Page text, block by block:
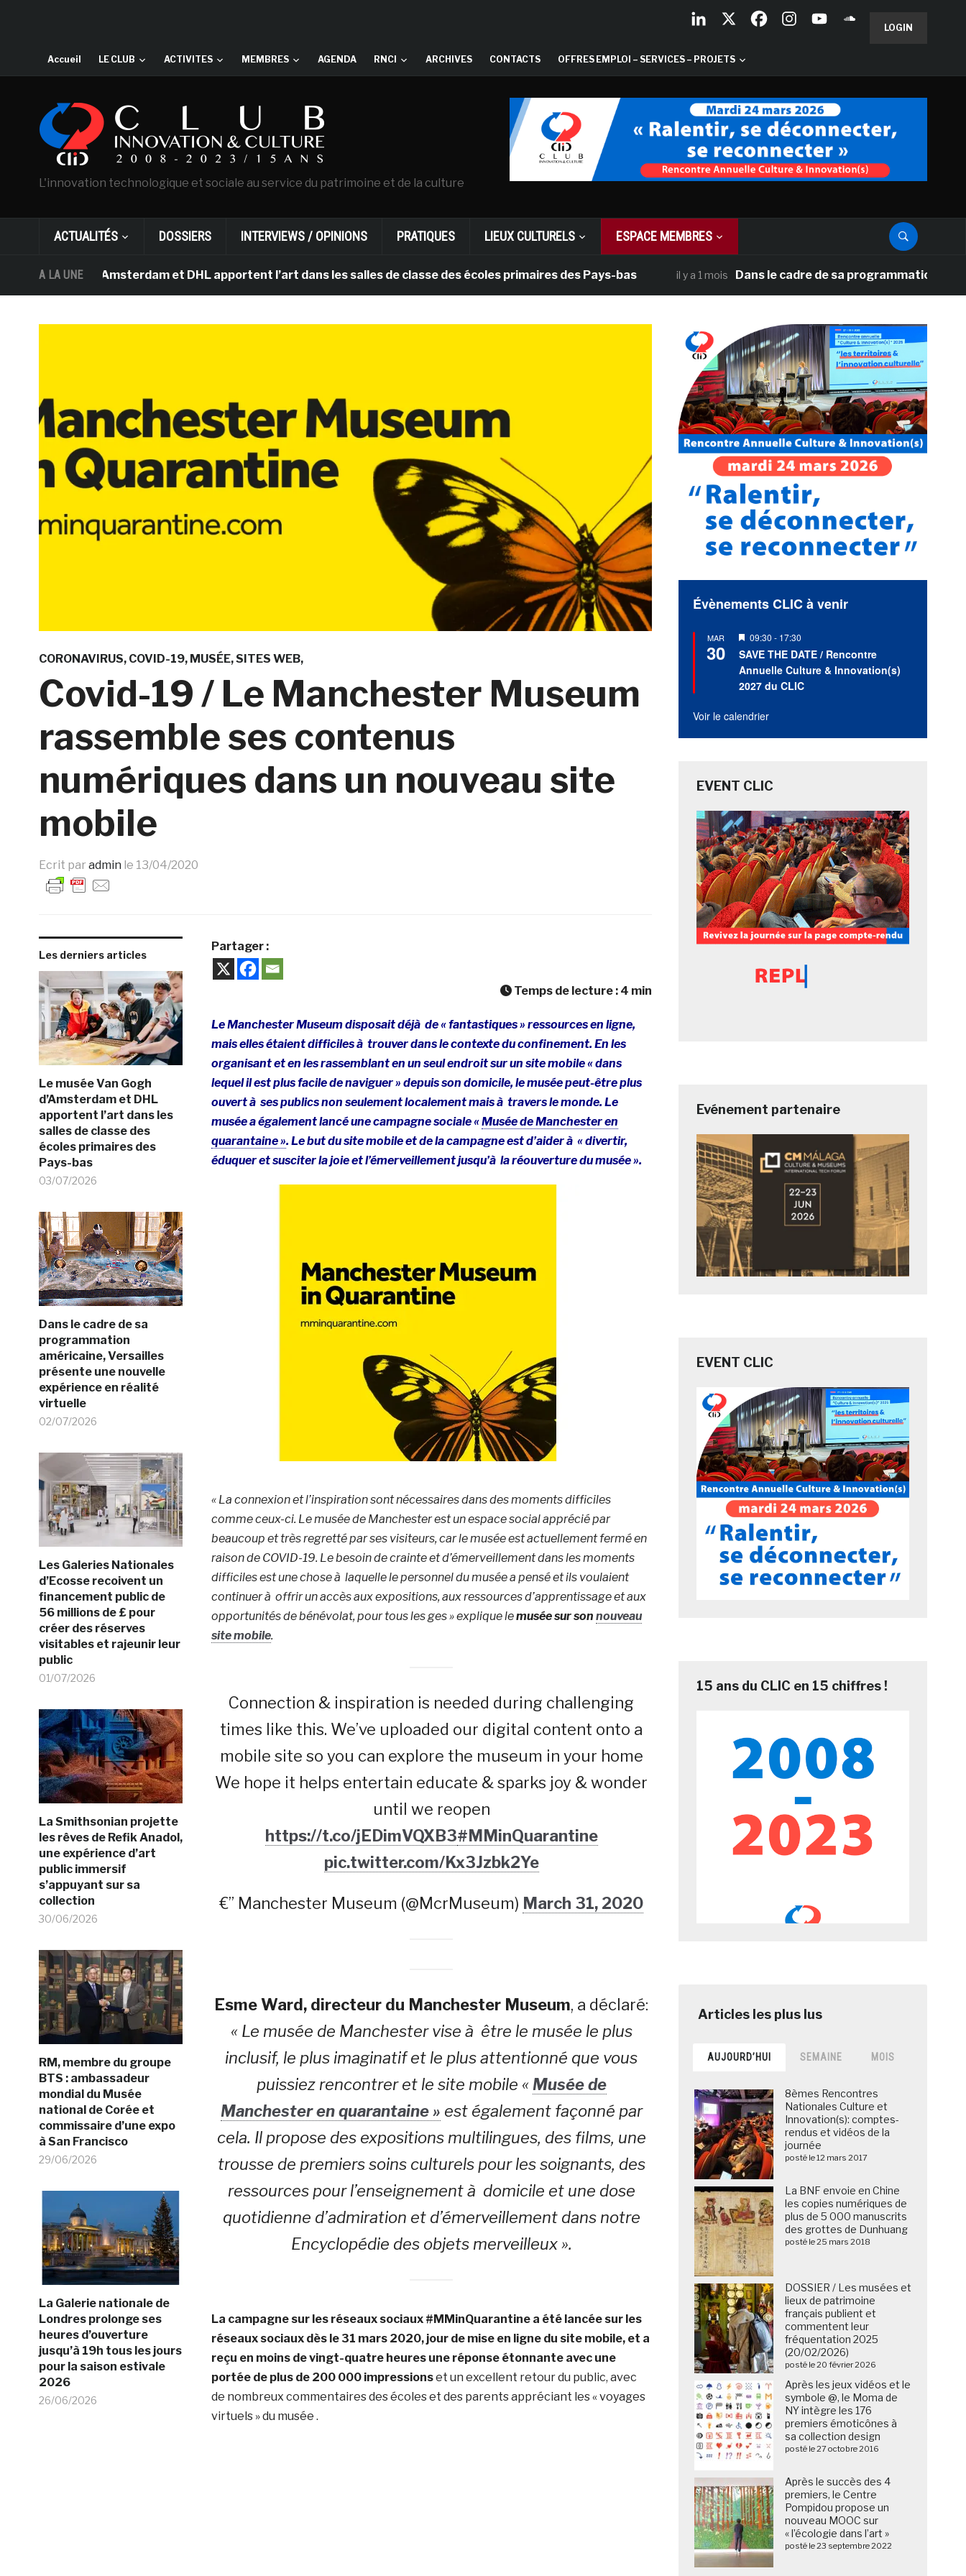
LOGIN
Accueil LE CLUB ACTIVITES MEMBRES AGENDA RNCI ARCHIVES CONTACTS OFFRES EMPLOI – SERVICES – PROJETS
L'innovation technologique et sociale au service du patrimoine et de la culture
ACTUALITÉS DOSSIERS INTERVIEWS / OPINIONS PRATIQUES LIEUX CULTURELS ESPACE MEMBRES
A LA UNE
Gogh d’Amsterdam et DHL apportent l’art dans les salles de classe des écoles primaires des Pays-bas il y a 1 mois Dans le cadre de sa programmation
CORONAVIRUS COVID-19 MUSÉE SITES WEB
Covid-19 / Le Manchester Museum
rassemble ses contenus
numériques dans un nouveau site
mobile
Ecrit par admin le 13/04/2020
Les derniers articles
Le musée Van Gogh
d’Amsterdam et DHL
apportent l’art dans les
salles de classe des
écoles primaires des
Pays-bas
03/07/2026
Dans le cadre de sa
programmation
américaine, Versailles
présente une nouvelle
expérience en réalité
virtuelle
02/07/2026
Les Galeries Nationales
d’Ecosse recoivent un
financement public de
56 millions de £ pour
créer des réserves
visitables et rajeunir leur
public
01/07/2026
La Smithsonian projette
les rêves de Refik Anadol,
une expérience d’art
public immersif
s’appuyant sur sa
collection
30/06/2026
RM, membre du groupe
BTS : ambassadeur
mondial du Musée
national de Corée et
commissaire d’une expo
à San Francisco
29/06/2026
La Galerie nationale de
Londres prolonge ses
heures d’ouverture
jusqu’à 19h tous les jours
pour la saison estivale
2026
26/06/2026
Partager :
Temps de lecture : 4 min
Le Manchester Museum disposait déjà de « fantastiques » ressources en ligne,
mais elles étaient difficiles à trouver dans le contexte du confinement. En les
organisant et en les rassemblant en un seul endroit sur un site mobile « dans
lequel il est plus facile de naviguer » depuis son domicile, le musée peut-être plus
ouvert à ses publics non seulement localement mais à travers le monde. Le
musée a également lancé une campagne sociale «Musée de Manchester en
quarantaine ». Le but du site mobile et de la campagne est d’aider à « divertir,
éduquer et susciter la joie et l’émerveillement jusqu’à la réouverture du musée ».
« La connexion et l’inspiration sont nécessaires dans des moments difficiles
comme ceux-ci. Le musée de Manchester est un espace social apprécié par
beaucoup et très regretté par ses visiteurs, car le musée est actuellement fermé en
raison de COVID-19. Le besoin de crainte et d’émerveillement dans les moments
difficiles est une chose à laquelle le personnel du musée a pensé et ils voulaient
continuer à offrir un accès aux expositions, aux ressources d’apprentissage et aux
opportunités de bénévolat, pour tous les ges » explique lemusée sur son nouveau
site mobile.
Connection & inspiration is needed during challenging
times like this. We’ve uploaded our digital content onto a
mobile site so you can explore the museum in your home
We hope it helps entertain educate & sparks joy & wonder
until we reopen
https://t.co/jEDimVQXB3#MMinQuarantine
pic.twitter.com/Kx3Jzbk2Ye
€” Manchester Museum (@McrMuseum) March 31, 2020
Esme Ward, directeur du Manchester Museum, a déclaré:
« Le musée de Manchester vise à être le musée le plus
inclusif, le plus imaginatif et le plus attentionné que vous
puissiez rencontrer et le site mobile « Musée de
Manchester en quarantaine » est également façonné par
cela. Il propose des expositions multilingues, des films, une
trousse de premiers soins culturels pour les soignants, des
ressources pour l’enseignement à domicile et une dose
quotidienne d’admiration et d’émerveillement dans notre
Encyclopédie des objets merveilleux ».
La campagne sur les réseaux sociaux #MMinQuarantine a été lancée sur les
réseaux sociaux dès le 31 mars 2020, jour de mise en ligne du site mobile, et a
reçu en moins de vingt-quatre heures une réponse étonnante avec une
portée de plus de 200 000 impressionset un excellent retour du public, avec
de nombreux commentaires des écoles et des parents appréciant les « voyages
virtuels » du musée .
Évènements CLIC à venir
MAR
30
Mis
en
avant
09:30 - 17:30
SAVE THE DATE / Rencontre
Annuelle Culture & Innovation(s)
2027 du CLIC
Voir le calendrier
EVENT CLIC
Evénement partenaire
EVENT CLIC
15 ans du CLIC en 15 chiffres !
AUJOURD’HUI SEMAINE MOIS
8èmes Rencontres
Nationales Culture et
Innovation(s): comptes-
rendus et vidéos de la
journée
posté le 12 mars 2017
La BNF envoie en Chine
les copies numériques de
plus de 5 000 manuscrits
des grottes de Dunhuang
posté le 25 mars 2018
DOSSIER / Les musées et
lieux de patrimoine
français publient et
commentent leur
fréquentation 2025
(20/02/2026)
posté le 20 février 2026
Après les jeux vidéos et le
symbole @, le Moma de
NY intègre les 176
premiers émoticônes à
sa collection design
posté le 27 octobre 2016
Après le succès des 4
premiers, le Centre
Pompidou propose un
nouveau MOOC sur
« l’écologie dans l’art »
posté le 23 septembre 2022